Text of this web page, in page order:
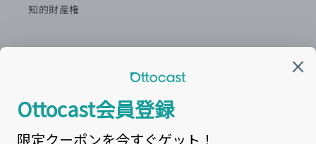
知的財産権
最新情報をLINEで配信中！